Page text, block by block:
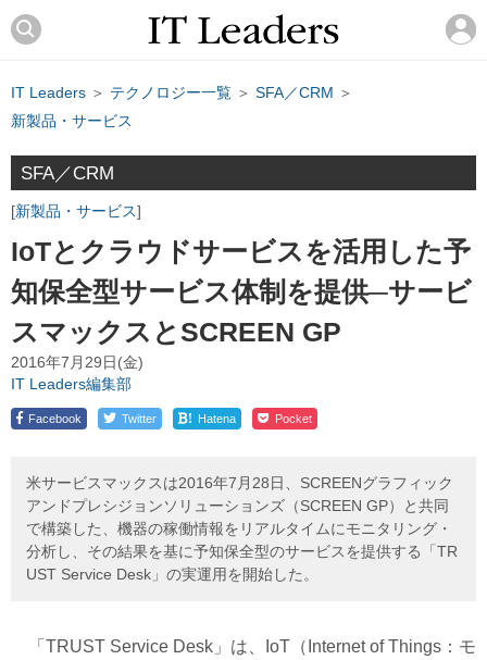
IT Leaders ＞ テクノロジー一覧 ＞ SFA／CRM ＞
新製品・サービス
SFA／CRM
新製品・サービス
IoTとクラウドサービスを活用した予
知保全型サービス体制を提供─サービ
スマックスとSCREEN GP
2016年7月29日(金)
IT Leaders編集部
Facebook Twitter ! Hatena Pocket
米サービスマックスは2016年7月28日、SCREENグラフィック
アンドプレシジョンソリューションズ（SCREEN GP）と共同
で構築した、機器の稼働情報をリアルタイムにモニタリング・
分析し、その結果を基に予知保全型のサービスを提供する「TR
UST Service Desk」の実運用を開始した。
「TRUST Service Desk」は、IoT（Internet of Things：モ